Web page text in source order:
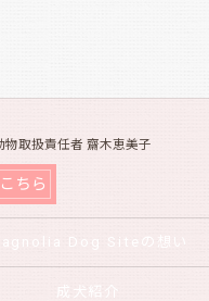
取扱責任者 齋木恵美子
ちら
Dog Siteの想い
成犬紹介